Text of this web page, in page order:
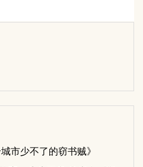
市少不了的窃书贼》